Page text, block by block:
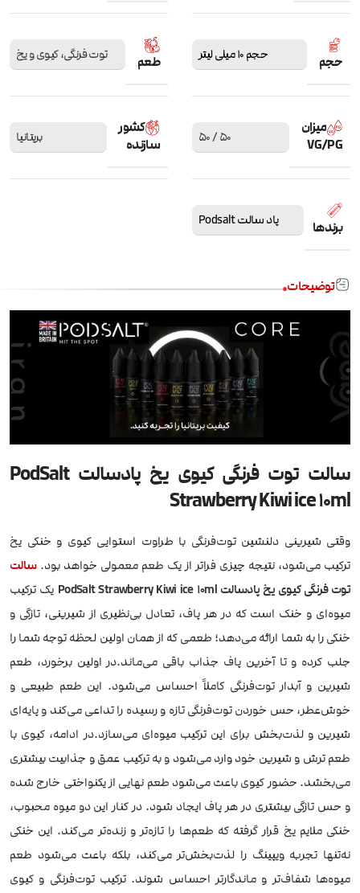
حجم حجم 10 میلی لیتر طعم توت فرنگی، کیوی و یخ
میزان
VG/PG
50 / 50
کشور
سازنده
بریتانیا
برندها پاد سالت Podsalt
توضیحات
سالت توت فرنگی کیوی یخ پادسالت PodSalt
Strawberry Kiwi ice 10ml
وقتی شیرینی دلنشین توت‌فرنگی با طراوت استوایی کیوی و خنکی یخ
ترکیب می‌شود، نتیجه چیزی فراتر از یک طعم معمولی خواهد بود.سالت
توت فرنگی کیوی یخ پادسالت PodSalt Strawberry Kiwi ice10ml
یک ترکیب
میوه‌ای و خنک است که در هر پاف، تعادل بی‌نظیری از شیرینی، تازگی و
خنکی را به شما ارائه می‌دهد؛ طعمی که از همان اولین لحظه توجه شما را
جلب کرده و تا آخرین پاف جذاب باقی می‌ماند.در اولین برخورد، طعم
شیرین و آبدار توت‌فرنگی کاملاً احساس می‌شود. این طعم طبیعی و
خوش‌عطر، حس خوردن توت‌فرنگی تازه و رسیده را تداعی می‌کند و پایه‌ای
شیرین و لذت‌بخش برای این ترکیب میوه‌ای می‌سازد.در ادامه، کیوی با
طعم ترش و شیرین خود وارد می‌شود و به ترکیب عمق و جذابیت بیشتری
می‌بخشد. حضور کیوی باعث می‌شود طعم نهایی از یکنواختی خارج شده
و حس تازگی بیشتری در هر پاف ایجاد شود. در کنار این دو میوه محبوب،
خنکی ملایم یخ قرار گرفته که طعم‌ها را تازه‌تر و زنده‌تر می‌کند. این خنکی
نه‌تنها تجربه ویپینگ را لذت‌بخش‌تر می‌کند، بلکه باعث می‌شود طعم
میوه‌ها شفاف‌تر و ماندگارتر احساس شوند. ترکیب توت‌فرنگی و کیوی